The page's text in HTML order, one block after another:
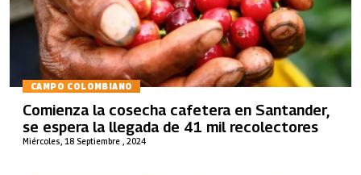
CAMPO COLOMBIANO
Miércoles, 18 Septiembre , 2024
Comienza la cosecha cafetera en Santander,
se espera la llegada de 41 mil recolectores